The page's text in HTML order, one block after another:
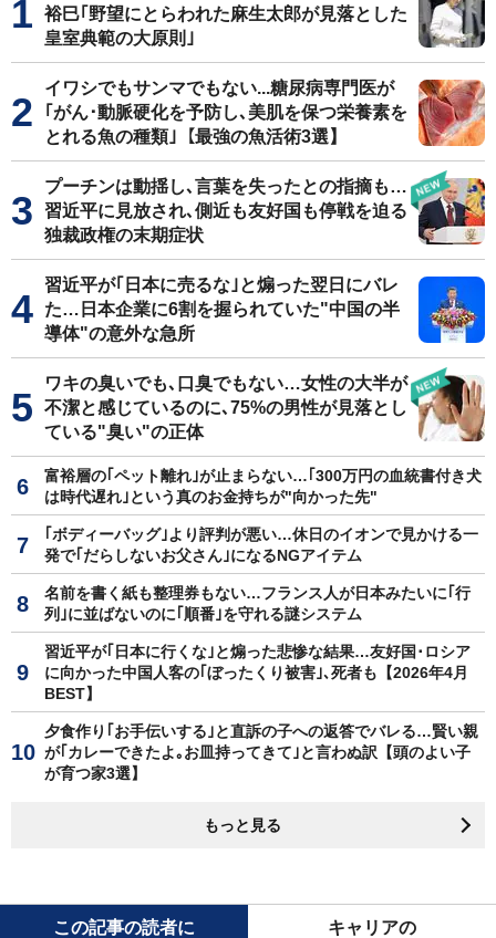
裕巳｢野望にとらわれた麻生太郎が見落とした
皇室典範の大原則｣
イワシでもサンマでもない...糖尿病専門医が
｢がん･動脈硬化を予防し､美肌を保つ栄養素を
とれる魚の種類｣【最強の魚活術3選】
プーチンは動揺し､言葉を失ったとの指摘も…
習近平に見放され､側近も友好国も停戦を迫る
独裁政権の末期症状
習近平が｢日本に売るな｣と煽った翌日にバレ
た…日本企業に6割を握られていた"中国の半
導体"の意外な急所
ワキの臭いでも､口臭でもない…女性の大半が
不潔と感じているのに､75%の男性が見落とし
ている"臭い"の正体
富裕層の｢ペット離れ｣が止まらない…｢300万円の血統書付き犬
は時代遅れ｣という真のお金持ちが"向かった先"
｢ボディーバッグ｣より評判が悪い…休日のイオンで見かける一
発で｢だらしないお父さん｣になるNGアイテム
名前を書く紙も整理券もない…フランス人が日本みたいに｢行
列｣に並ばないのに｢順番｣を守れる謎システム
習近平が｢日本に行くな｣と煽った悲惨な結果…友好国･ロシア
に向かった中国人客の｢ぼったくり被害｣､死者も【2026年4月
BEST】
夕食作り｢お手伝いする｣と直訴の子への返答でバレる…賢い親
が｢カレーできたよ｡お皿持ってきて｣と言わぬ訳【頭のよい子
が育つ家3選】
もっと見る
この記事の読者に キャリアの